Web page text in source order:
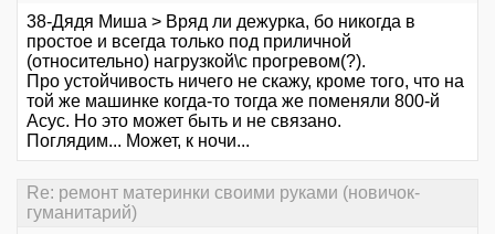
38-Дядя Миша > Вряд ли дежурка, бо никогда в
простое и всегда только под приличной
(относительно) нагрузкой\с прогревом(?).
Про устойчивость ничего не скажу, кроме того, что на
той же машинке когда-то тогда же поменяли 800-й
Асус. Но это может быть и не связано.
Поглядим... Может, к ночи...
Re: ремонт материнки своими руками (новичок-
гуманитарий)